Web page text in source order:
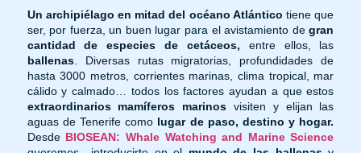
Un archipiélago en mitad del océano Atlántico tiene que
ser, por fuerza, un buen lugar para el avistamiento degran
cantidad de especies de cetáceos, entre ellos, las
ballenas. Diversas rutas migratorias, profundidades de
hasta 3000 metros, corrientes marinas, clima tropical, mar
cálido y calmado… todos los factores ayudan a que estos
extraordinarios mamíferos marinos visiten y elijan las
aguas de Tenerife como lugar de paso, destino y hogar.
Desde BIOSEAN: Whale Watching and Marine Science